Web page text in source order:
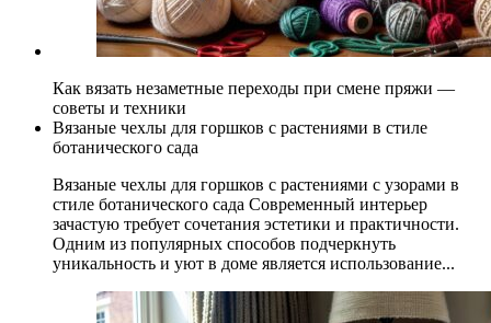
Как вязать незаметные переходы при смене пряжи —
советы и техники
Вязаные чехлы для горшков с растениями в стиле
ботанического сада
Вязаные чехлы для горшков с растениями с узорами в
стиле ботанического сада Современный интерьер
зачастую требует сочетания эстетики и практичности.
Одним из популярных способов подчеркнуть
уникальность и уют в доме является использование...